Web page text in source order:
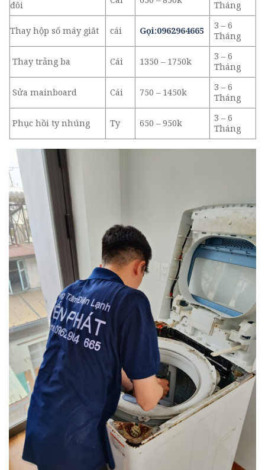
đôi Tháng
Thay hộp số máy giăt cái Gọi:0962964665
3 – 6
Tháng
Thay trảng ba Cái 1350 – 1750k
3 – 6
Tháng
Sửa mainboard Cái 750 – 1450k
3 – 6
Tháng
Phục hồi ty nhúng Ty 650 – 950k
3 – 6
Tháng